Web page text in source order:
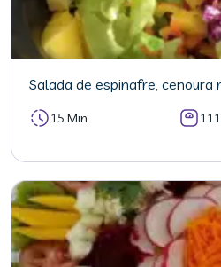
Salada de espinafre, cenoura
15 Min